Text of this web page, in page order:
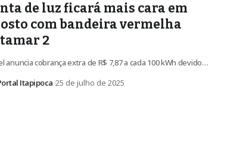
de luz ficará mais cara em
com bandeira vermelha
2
anuncia cobrança extra de R$ 7,87 a cada 100 kWh devido…
Itapipoca 25 de julho de 2025